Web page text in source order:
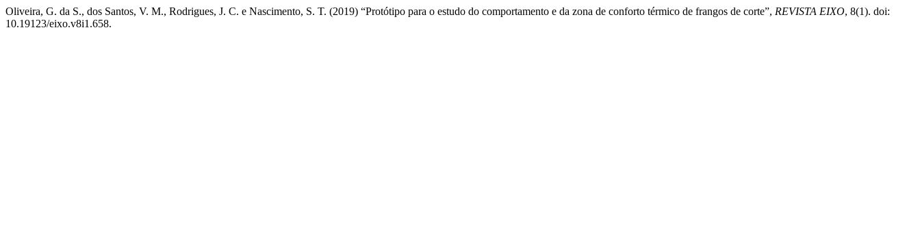
Oliveira, G. da S., dos Santos, V. M., Rodrigues, J. C. e Nascimento, S. T. (2019) “Protótipo para o estudo do comportamento e da zona de conforto térmico de frangos de corte”, REVISTA EIXO, 8(1). doi:
10.19123/eixo.v8i1.658.